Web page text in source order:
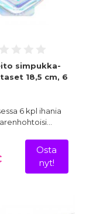
simpukka-
18,5 cm, 6
6 kpl ihania
Osta
nyt!